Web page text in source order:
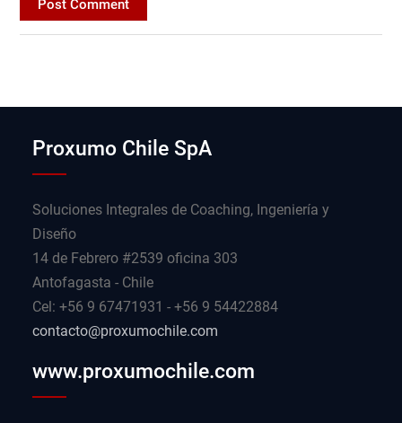
Proxumo Chile SpA
Soluciones Integrales de Coaching, Ingeniería y
Diseño
14 de Febrero #2539 oficina 303
Antofagasta - Chile
Cel: +56 9 67471931 - +56 9 54422884
contacto@proxumochile.com
www.proxumochile.com